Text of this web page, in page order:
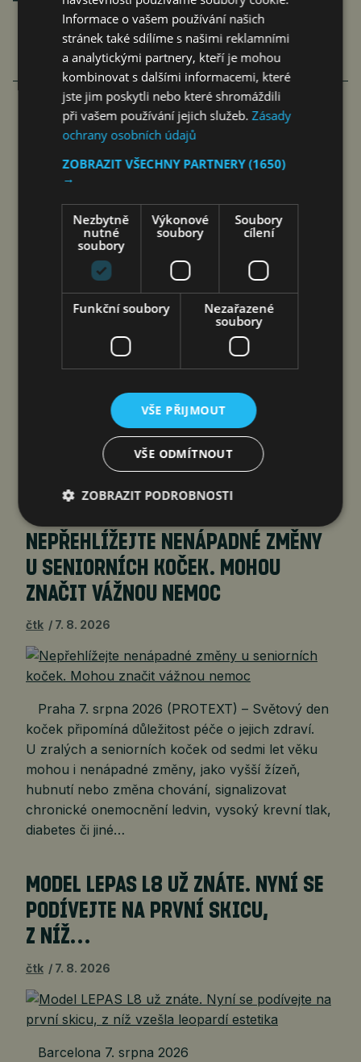
COOLITA ZAHAJUJE PRVNÍ
INDONÉSKOU INICIATIVU FAST
MEDIA ALLIANCE VE SPOLUPRÁCI
S PŘEDNÍMI VYSÍLACÍMI…
7. 8. 2026
Jakarta 7. srpna 2026 (PROTEXT/PRNewswire)
– V Jakartě byla založena první indonéská
supported Streaming TV, tj. bezplatné
streamování televize s reklamami), která sdružuje
vysílací společnosti, technologické firmy
a mediální organizace s cílem podpořit digitální
transformaci televize. Alianci Indonesia…
NEPŘEHLÍŽEJTE NENÁPADNÉ ZMĚNY
U SENIORNÍCH KOČEK. MOHOU
ZNAČIT VÁŽNOU NEMOC
čtk 7. 8. 2026
Praha 7. srpna 2026 (PROTEXT) – Světový den
koček připomíná důležitost péče o jejich zdraví.
U zralých a seniorních koček od sedmi let věku
mohou i nenápadné změny, jako vyšší žízeň,
hubnutí nebo změna chování, signalizovat
chronické onemocnění ledvin, vysoký krevní tlak,
diabetes či jiné…
MODEL LEPAS L8 UŽ ZNÁTE. NYNÍ SE
PODÍVEJTE NA PRVNÍ SKICU,
Z NÍŽ…
čtk 7. 8. 2026
Barcelona 7. srpna 2026
Informace o vašem používání našich
stránek také sdílíme s našimi reklamními
a analytickými partnery, kteří je mohou
kombinovat s dalšími informacemi, které
jste jim poskytli nebo které shromáždili
při vašem používání jejich služeb.Zásady
ochrany osobních údajů
ZOBRAZIT VŠECHNY PARTNERY(1650)
→
Nezbytně
nutné
soubory
Výkonové
soubory
Soubory
cílení
Funkční soubory
Nezařazené
soubory
VŠE PŘIJMOUT
VŠE ODMÍTNOUT
ZOBRAZIT PODROBNOSTI